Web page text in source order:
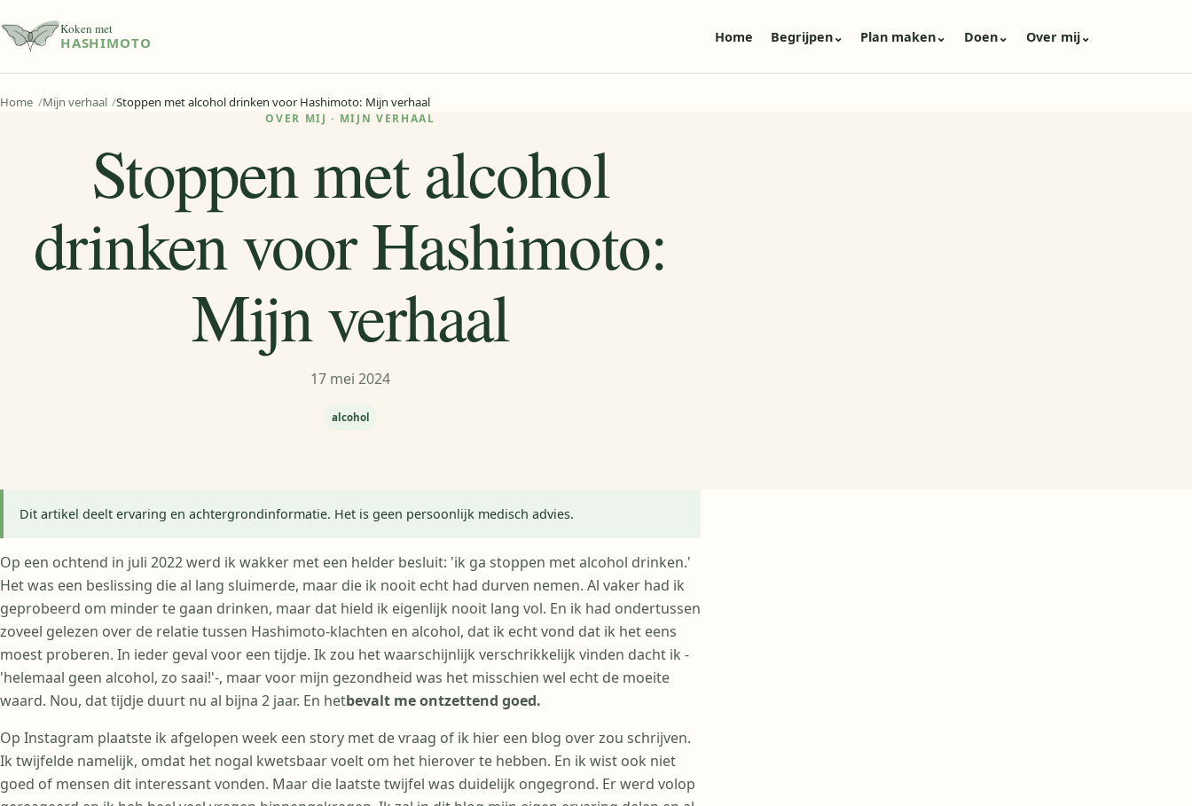
Koken met
HASHIMOTO Home Begrijpen⌄ Plan maken⌄ Doen⌄ Over mij⌄
Home Mijn verhaal Stoppen met alcohol drinken voor Hashimoto: Mijn verhaal
OVER MIJ · MIJN VERHAAL
Stoppen met alcohol
drinken voor Hashimoto:
Mijn verhaal
17 mei 2024
alcohol
Dit artikel deelt ervaring en achtergrondinformatie. Het is geen persoonlijk medisch advies.
Op een ochtend in juli 2022 werd ik wakker met een helder besluit: 'ik ga stoppen met alcohol drinken.'
Het was een beslissing die al lang sluimerde, maar die ik nooit echt had durven nemen. Al vaker had ik
geprobeerd om minder te gaan drinken, maar dat hield ik eigenlijk nooit lang vol. En ik had ondertussen
zoveel gelezen over de relatie tussen Hashimoto-klachten en alcohol, dat ik echt vond dat ik het eens
moest proberen. In ieder geval voor een tijdje. Ik zou het waarschijnlijk verschrikkelijk vinden dacht ik -
'helemaal geen alcohol, zo saai!'-, maar voor mijn gezondheid was het misschien wel echt de moeite
waard. Nou, dat tijdje duurt nu al bijna 2 jaar. En hetbevalt me ontzettend goed.
Op Instagram plaatste ik afgelopen week een story met de vraag of ik hier een blog over zou schrijven.
Ik twijfelde namelijk, omdat het nogal kwetsbaar voelt om het hierover te hebben. En ik wist ook niet
goed of mensen dit interessant vonden. Maar die laatste twijfel was duidelijk ongegrond. Er werd volop